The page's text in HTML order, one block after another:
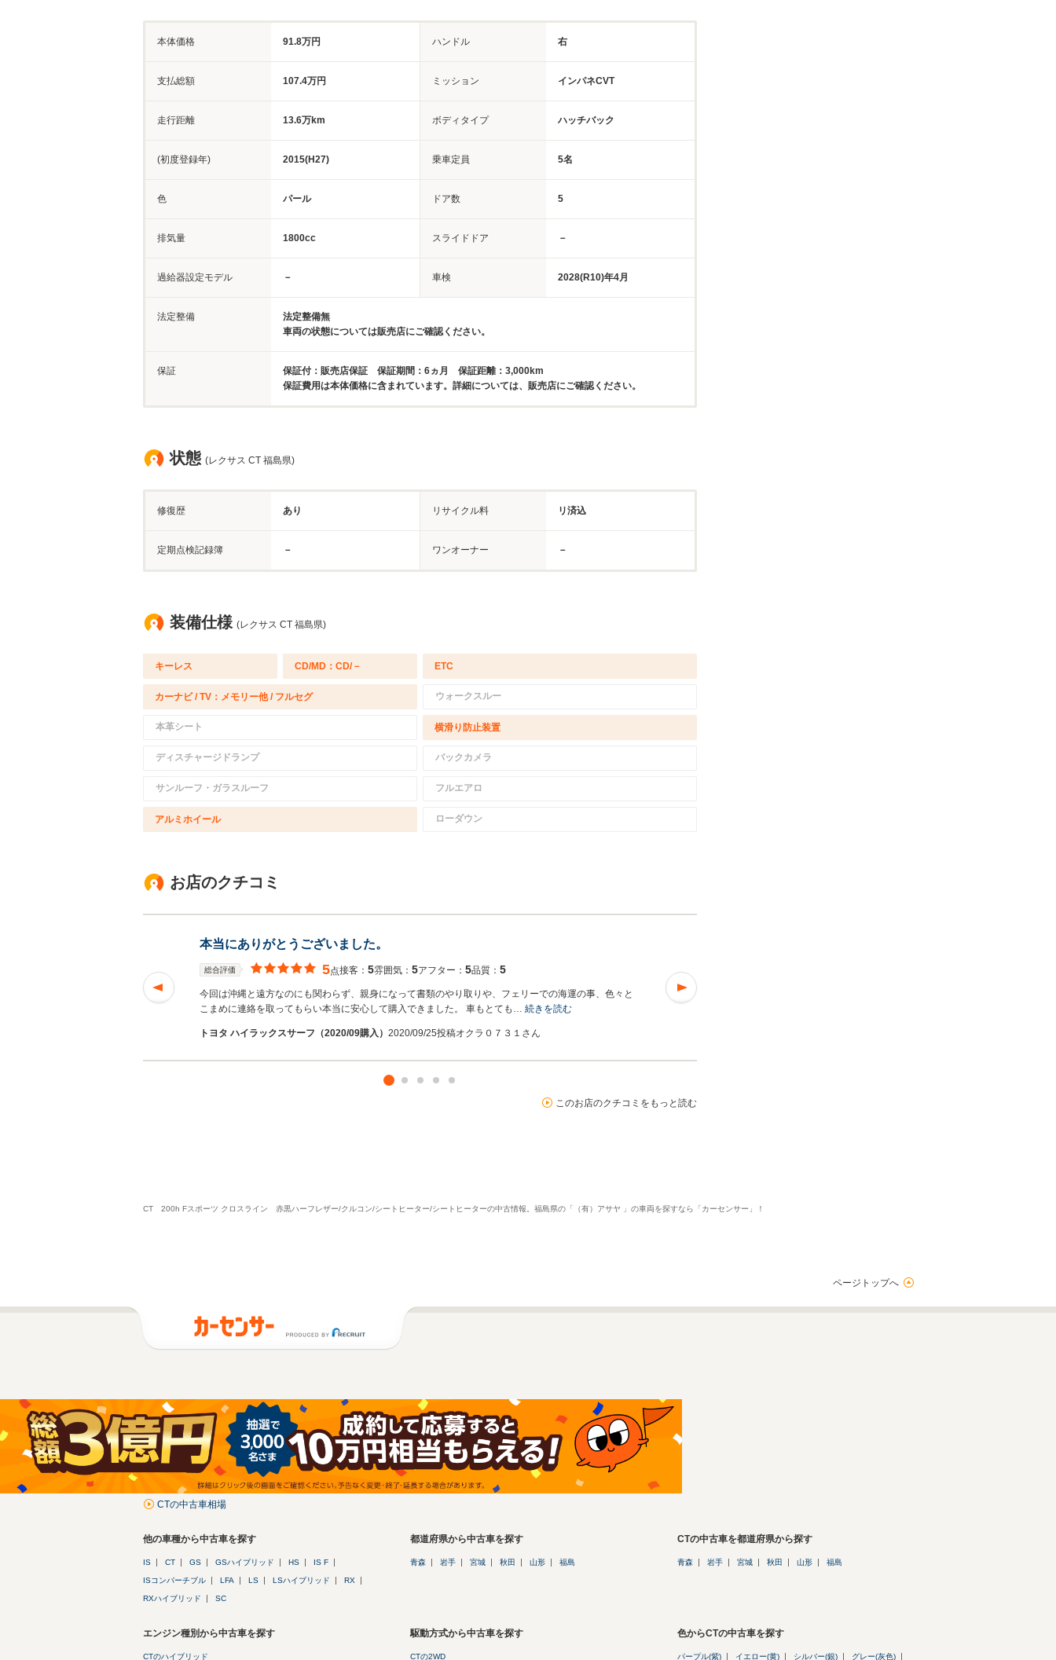
本体価格 91.8万円 ハンドル 右
支払総額 107.4万円 ミッション インパネCVT
走行距離 13.6万km ボディタイプ ハッチバック
(初度登録年) 2015(H27) 乗車定員 5名
色 パール ドア数 5
排気量 1800cc スライドドア －
過給器設定モデル － 車検 2028(R10)年4月
法定整備
法定整備無
車両の状態については販売店にご確認ください。
保証
保証付：販売店保証 保証期間：6ヵ月 保証距離：3,000km
保証費用は本体価格に含まれています。詳細については、販売店にご確認ください。
状態 (レクサス CT 福島県)
修復歴 あり リサイクル料 リ済込
定期点検記録簿 － ワンオーナー －
装備仕様 (レクサス CT 福島県)
キーレス CD/MD：CD/－ ETC
カーナビ / TV：メモリー他 / フルセグ ウォークスルー
本革シート 横滑り防止装置
ディスチャージドランプ バックカメラ
サンルーフ・ガラスルーフ フルエアロ
アルミホイール ローダウン
お店のクチコミ
本当にありがとうございました。
総合評価 5点接客： 5雰囲気： 5アフター： 5品質： 5
今回は沖縄と遠方なのにも関わらず、親身になって書類のやり取りや、フェリーでの海運の事、色々と
こまめに連絡を取ってもらい本当に安心して購入できました。 車もとても… 続きを読む
トヨタ ハイラックスサーフ（2020/09購入） 2020/09/25投稿オクラ０７３１さん
このお店のクチコミをもっと読む
CT 200h Fスポーツ クロスライン 赤黒ハーフレザー/クルコン/シートヒーター/シートヒーターの中古情報。福島県の「（有）アサヤ 」の車両を探すなら「カーセンサー」！
ページトップへ
CTの中古車相場
他の車種から中古車を探す
IS CT GS GSハイブリッド HS IS F
ISコンバーチブル LFA LS LSハイブリッド RX
RXハイブリッド SC
都道府県から中古車を探す
青森 岩手 宮城 秋田 山形 福島
CTの中古車を都道府県から探す
青森 岩手 宮城 秋田 山形 福島
エンジン種別から中古車を探す
CTのハイブリッド
駆動方式から中古車を探す
CTの2WD
色からCTの中古車を探す
パープル(紫) イエロー(黄) シルバー(銀) グレー(灰色)